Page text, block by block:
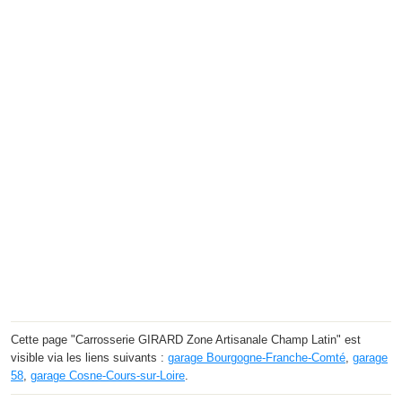
Cette page "Carrosserie GIRARD Zone Artisanale Champ Latin" est
visible via les liens suivants : garage Bourgogne-Franche-Comté, garage
58, garage Cosne-Cours-sur-Loire.